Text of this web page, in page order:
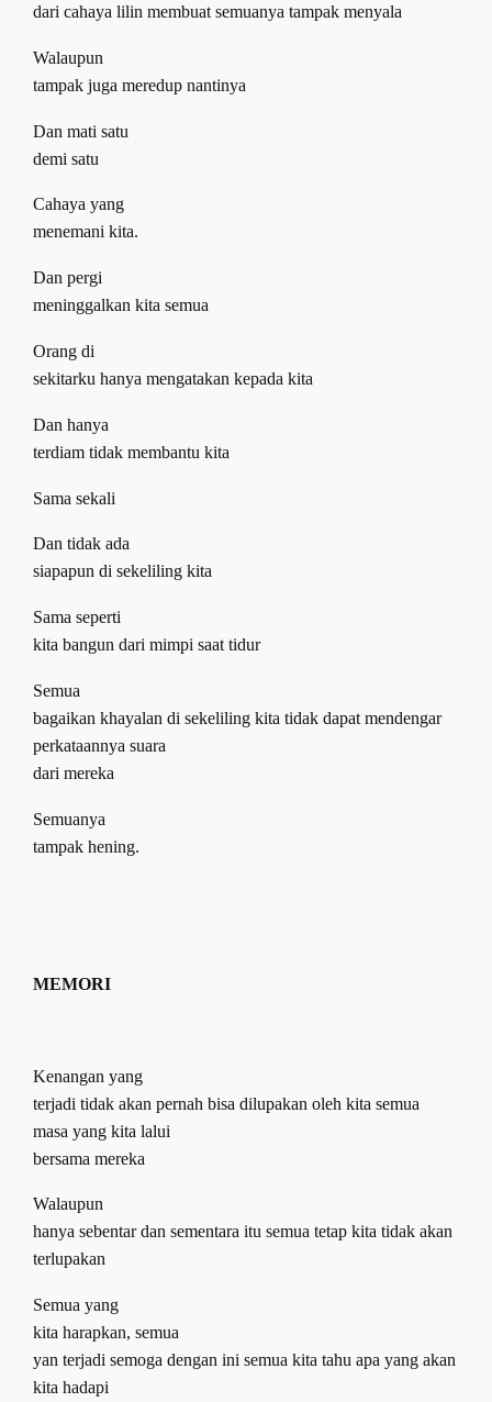
dari cahaya lilin membuat semuanya tampak menyala
Walaupun
tampak juga meredup nantinya
Dan mati satu
demi satu
Cahaya yang
menemani kita.
Dan pergi
meninggalkan kita semua
Orang di
sekitarku hanya mengatakan kepada kita
Dan hanya
terdiam tidak membantu kita
Sama sekali
Dan tidak ada
siapapun di sekeliling kita
Sama seperti
kita bangun dari mimpi saat tidur
Semua
bagaikan khayalan di sekeliling kita tidak dapat mendengar
perkataannya suara
dari mereka
Semuanya
tampak hening.
MEMORI
Kenangan yang
terjadi tidak akan pernah bisa dilupakan oleh kita semua
masa yang kita lalui
bersama mereka
Walaupun
hanya sebentar dan sementara itu semua tetap kita tidak akan
terlupakan
Semua yang
kita harapkan,semua
yan terjadi semoga dengan ini semua kita tahu apa yang akan
kita hadapi